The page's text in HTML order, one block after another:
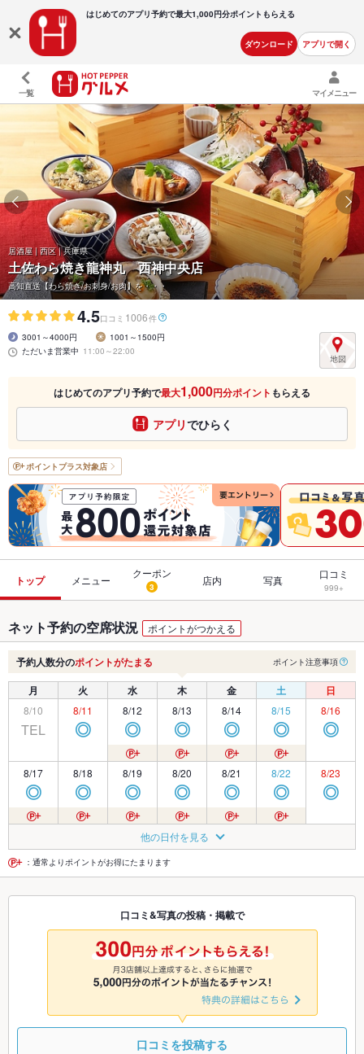
はじめてのアプリ予約で最大1,000円分ポイントもらえる
ダウンロード アプリで開く
一覧 マイメニュー
居酒屋 | 西区 | 兵庫県
土佐わら焼き龍神丸 西神中央店
高知直送【わら焼き/お刺身/お肉】を・・・
4.5口コミ 1006件
3001～4000円
1001～1500円
ただいま営業中 11:00～22:00
はじめてのアプリ予約で最大1,000円分ポイント もらえる
アプリでひらく
ポイントプラス対象店
トップ メニュー
クーポン
3 店内 写真 口コミ
999+
ネット予約の空席状況 ポイントがつかえる
予約人数分のポイントがたまる ポイント注意事項
月 火 水 木 金 土 日
8/10
TEL
8/11
◎
8/12
◎
8/13
◎
8/14
◎
8/15
◎
8/16
◎
8/17
◎
8/18
◎
8/19
◎
8/20
◎
8/21
◎
8/22
◎
8/23
◎
◎ ◎
8/26
◎
8/27
◎
8/28
◎ ◎ ◎
8/31 9/1 9/2
◎
9/3
◎
9/4
◎
9/5 9/6
9/9
◎
9/10
◎
9/11
◎
9/12
他の日付を見る
：通常よりポイントがお得にたまります
口コミ&写真の投稿・掲載で
口コミを投稿する